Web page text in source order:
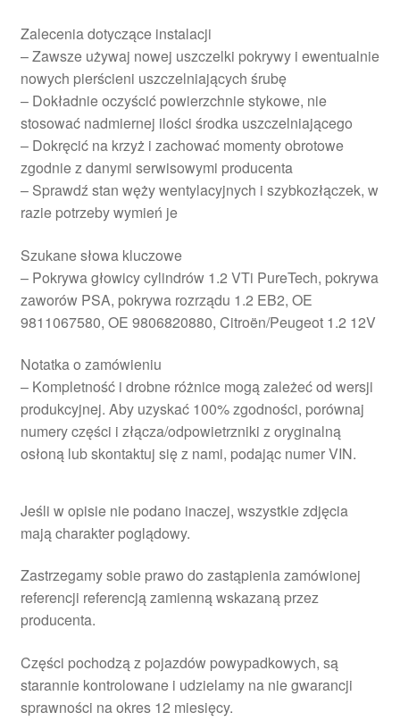
Zalecenia dotyczące instalacji
– Zawsze używaj nowej uszczelki pokrywy i ewentualnie
nowych pierścieni uszczelniających śrubę
– Dokładnie oczyścić powierzchnie stykowe, nie
stosować nadmiernej ilości środka uszczelniającego
– Dokręcić na krzyż i zachować momenty obrotowe
zgodnie z danymi serwisowymi producenta
– Sprawdź stan węży wentylacyjnych i szybkozłączek, w
razie potrzeby wymień je
Szukane słowa kluczowe
– Pokrywa głowicy cylindrów 1.2 VTi PureTech, pokrywa
zaworów PSA, pokrywa rozrządu 1.2 EB2, OE
9811067580, OE 9806820880, Citroën/Peugeot 1.2 12V
Notatka o zamówieniu
– Kompletność i drobne różnice mogą zależeć od wersji
produkcyjnej. Aby uzyskać 100% zgodności, porównaj
numery części i złącza/odpowietrzniki z oryginalną
osłoną lub skontaktuj się z nami, podając numer VIN.
Jeśli w opisie nie podano inaczej, wszystkie zdjęcia
mają charakter poglądowy.
Zastrzegamy sobie prawo do zastąpienia zamówionej
referencji referencją zamienną wskazaną przez
producenta.
Części pochodzą z pojazdów powypadkowych, są
starannie kontrolowane i udzielamy na nie gwarancji
sprawności na okres 12 miesięcy.